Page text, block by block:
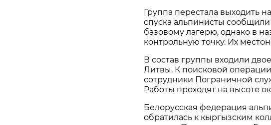
Группа перестала выходить
спуска альпинисты
базовому лагерю, однако в
контрольную точку. Их
В состав группы входили
Литвы. К поисковой
сотрудники Пограничной
Работы проходят на высоте
Белорусская федерация
обратилась к кыргызским